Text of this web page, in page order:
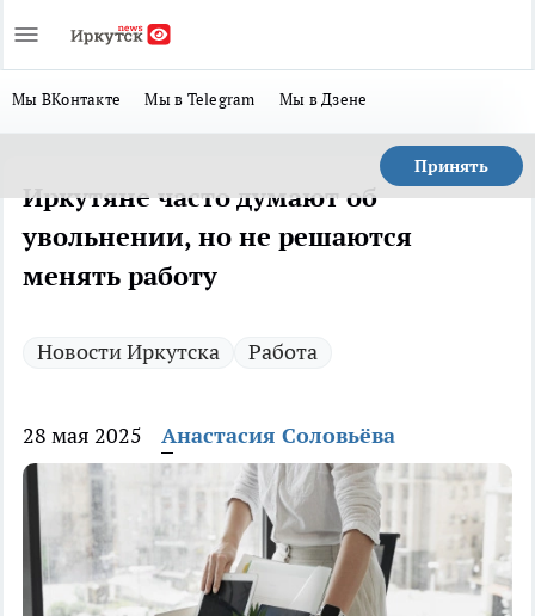
Мы ВКонтакте Мы в Telegram Мы в Дзене
Принять
Иркутяне часто думают об
увольнении, но не решаются
менять работу
Новости Иркутска Работа
28 мая 2025 Анастасия Соловьёва